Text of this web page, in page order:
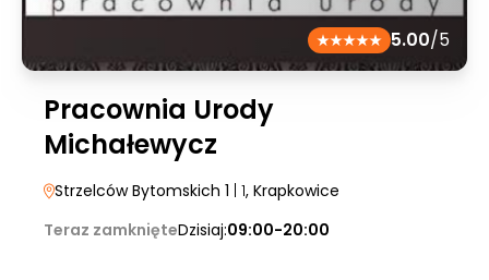
5.00/5
Pracownia Urody
Michałewycz
Strzelców Bytomskich 1 | 1, Krapkowice
Teraz zamknięteDzisiaj:09:00-20:00